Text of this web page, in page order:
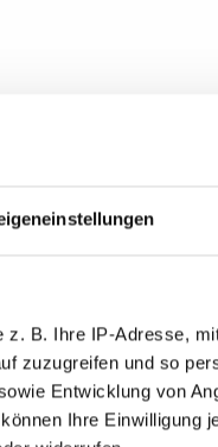
B. Ihre IP-Adresse,
zuzugreifen und so
Entwicklung von
Ihre Einwilligung
Mandate,
Bereiche
Wellpass,